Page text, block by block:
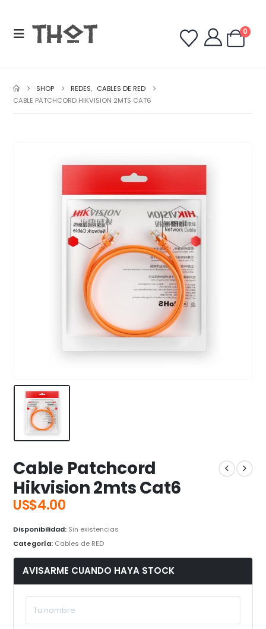
0
SHOP REDES, CABLES DE RED
CABLE PATCHCORD HIKVISION 2MTS CAT6
Cable Patchcord
Hikvision 2mts Cat6
US$4.00
Disponibilidad: Sin existencias
Categoría: Cables de RED
AVISARME CUANDO HAYA STOCK